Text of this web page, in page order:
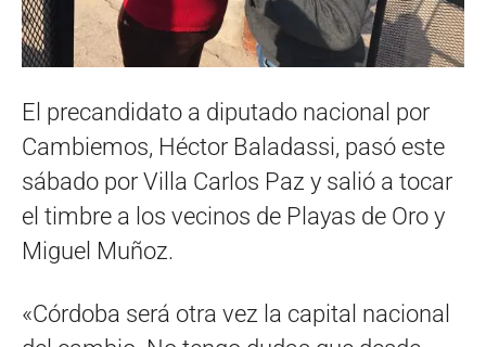
El precandidato a diputado nacional por
Cambiemos, Héctor Baladassi, pasó este
sábado por Villa Carlos Paz y salió a tocar
el timbre a los vecinos de Playas de Oro y
Miguel Muñoz.
«Córdoba será otra vez la capital nacional